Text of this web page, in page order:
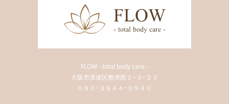
FLOW - total body care -
大阪市浪速区敷津西１−３−２３
０８０−３８４４−０９４０